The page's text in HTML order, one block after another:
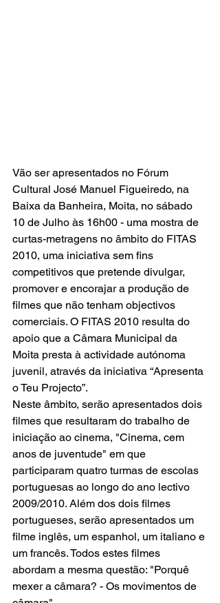
Vão ser apresentados no Fórum
Cultural José Manuel Figueiredo, na
Baixa da Banheira, Moita, no sábado
10 de Julho às 16h00 - uma mostra de
curtas-metragens no âmbito do FITAS
2010, uma iniciativa sem fins
competitivos que pretende divulgar,
promover e encorajar a produção de
filmes que não tenham objectivos
comerciais. O FITAS 2010 resulta do
apoio que a Câmara Municipal da
Moita presta à actividade autónoma
juvenil, através da iniciativa “Apresenta
o Teu Projecto”.
Neste âmbito, serão apresentados dois
filmes que resultaram do trabalho de
iniciação ao cinema, "Cinema, cem
anos de juventude" em que
participaram quatro turmas de escolas
portuguesas ao longo do ano lectivo
2009/2010. Além dos dois filmes
portugueses, serão apresentados um
filme inglês, um espanhol, um italiano e
um francês. Todos estes filmes
abordam a mesma questão: "Porquê
mexer a câmara? - Os movimentos de